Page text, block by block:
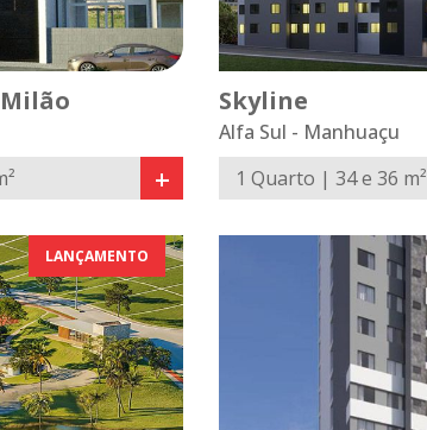
+
Skyline
Alfa Sul - Manhuaçu
1 Quarto | 34 e 36 m²
LANÇAMENTO